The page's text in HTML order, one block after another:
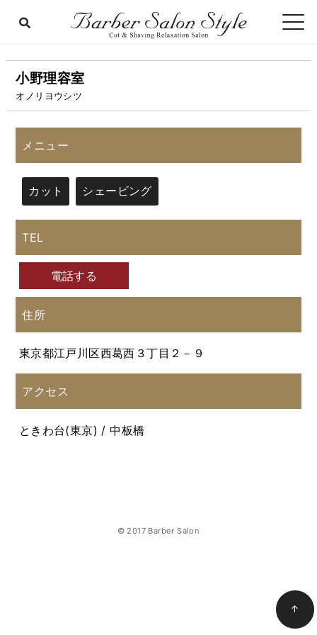
小野理容室
オノリヨウシツ
メニュー
カット シェービング
TEL
電話する
住所
東京都江戸川区西葛西３丁目２－９
アクセス
ときわ台(東京) / 中板橋
© 2017 Barber Salon
↑